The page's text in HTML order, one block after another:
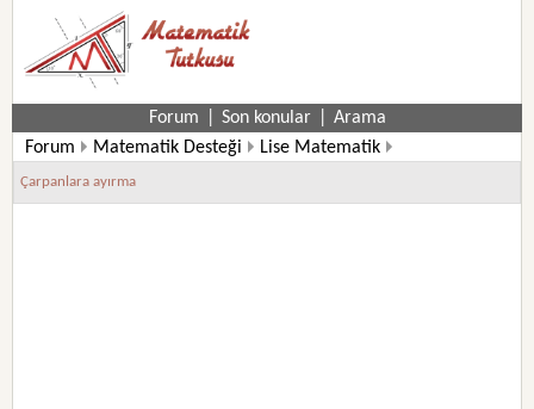
Forum Son konular
Arama
Forum
Matematik Desteği
Lise Matematik
10. Sınıf Matematik Soruları
Çarpanlara ayırma